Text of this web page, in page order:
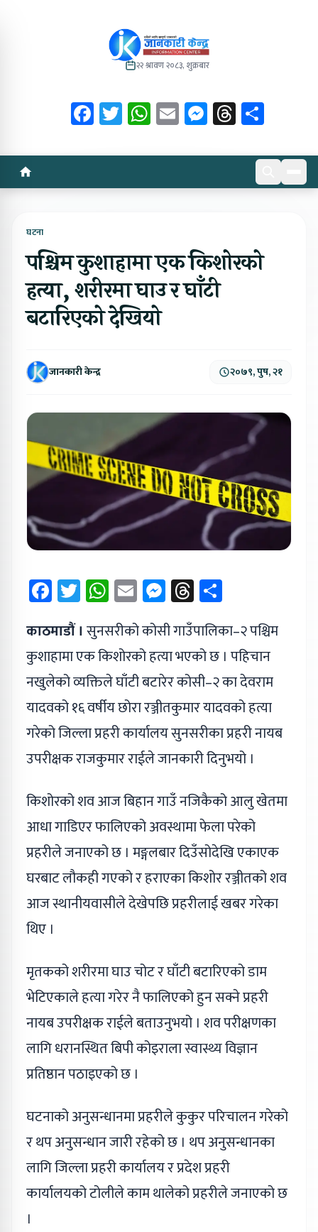
२२ श्रावण २०८३, शुक्रबार
Facebook
Twitter
WhatsApp
EmailMessenger
Threads
घटना
पश्चिम कुशाहामा एक किशोरको
हत्या, शरीरमा घाउ र घाँटी
बटारिएको देखियो
जानकारी केन्द्र २०७९, पुष, २१
Facebook
Twitter
WhatsApp
EmailMessenger
Threads
काठमाडौं । सुनसरीको कोसी गाउँपालिका–२ पश्चिम
कुशाहामा एक किशोरको हत्या भएको छ । पहिचान
नखुलेको व्यक्तिले घाँटी बटारेर कोसी–२ का देवराम
यादवको १६ वर्षीय छोरा रञ्जीतकुमार यादवको हत्या
गरेको जिल्ला प्रहरी कार्यालय सुनसरीका प्रहरी नायब
उपरीक्षक राजकुमार राईले जानकारी दिनुभयो ।
किशोरको शव आज बिहान गाउँ नजिकैको आलु खेतमा
आधा गाडिएर फालिएको अवस्थामा फेला परेको
प्रहरीले जनाएको छ । मङ्गलबार दिउँसोदेखि एकाएक
घरबाट लौकही गएको र हराएका किशोर रञ्जीतको शव
आज स्थानीयवासीले देखेपछि प्रहरीलाई खबर गरेका
थिए ।
मृतकको शरीरमा घाउ चोट र घाँटी बटारिएको डाम
भेटिएकाले हत्या गरेर नै फालिएको हुन सक्ने प्रहरी
नायब उपरीक्षक राईले बताउनुभयो । शव परीक्षणका
लागि धरानस्थित बिपी कोइराला स्वास्थ्य विज्ञान
प्रतिष्ठान पठाइएको छ ।
घटनाको अनुसन्धानमा प्रहरीले कुकुर परिचालन गरेको
र थप अनुसन्धान जारी रहेको छ । थप अनुसन्धानका
लागि जिल्ला प्रहरी कार्यालय र प्रदेश प्रहरी
कार्यालयको टोलीले काम थालेको प्रहरीले जनाएको छ
।